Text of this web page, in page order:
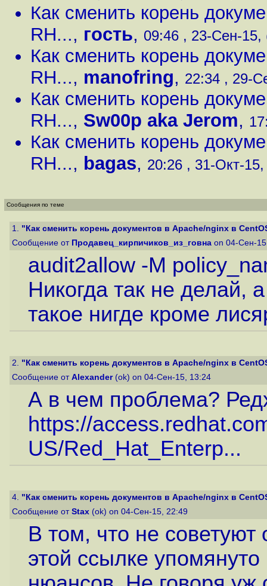
Как сменить корень
RH..., гость, 09:46 , 23-Сен-15,
Как сменить корень
RH..., manofring, 22:34 , 29-
Как сменить корень
RH..., Sw00p aka Jerom,
Как сменить корень
RH..., bagas, 20:26 , 31-Окт-
Сообщения по теме
1. "Как сменить корень документов в Apache/nginx в
Сообщение от Продавец_кирпичиков_из_говна on 04-Сен-
audit2allow -M
Никогда так не делай,
такое нигде кроме
2. "Как сменить корень документов в Apache/nginx в
Сообщение от Alexander(ok) on 04-Сен-15, 13:24
А в чем проблема?
https://
US/Red_Hat_Enterp...
4. "Как сменить корень документов в Apache/nginx в
Сообщение от Stax (ok) on 04-Сен-15, 22:49
В том, что не советуют
этой ссылке